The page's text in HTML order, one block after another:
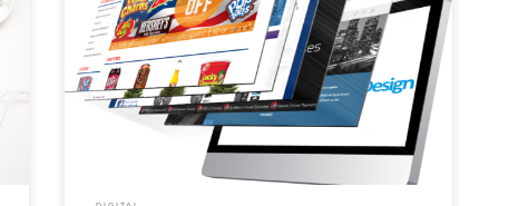
3 site sur 10 sont créer sur le CMS Wordpress, essayons de
comprendre ensemble pourquoi.